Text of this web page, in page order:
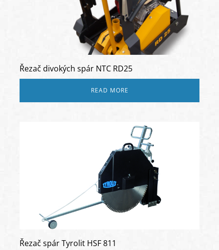
Řezač divokých spár NTC RD25
READ MORE
Řezač spár Tyrolit HSF 811